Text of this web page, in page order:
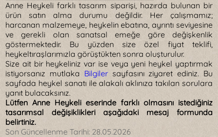
Anne Heykeli farklı tasarım siparişi, hazırda bulunan bir
ürün satın alma durumu değildir. Her çalışmamız;
harcanan malzemeye, heykelin ebatına, ayrıntı seviyesine
ve gerekli olan sanatsal emeğe göre değişkenlik
göstermektedir. Bu yüzden size özel fiyat teklifi,
heykeltıraşlarımızla görüştükten sonra oluşturulur.
Size ait bir heykeliniz var ise veya yeni heykel yaptırmak
istiyorsanız mutlaka Bilgilersayfasını ziyaret ediniz. Bu
sayfada heykel sanatı ile alakalı aklınıza takılan sorulara
yanıt bulacaksınız.
Lütfen Anne Heykeli eserinde farklı olmasını istediğiniz
tasarımsal değişiklikleri aşağıdaki mesaj formunda
belirtiniz.
Son Güncellenme Tarihi: 28.05.2026